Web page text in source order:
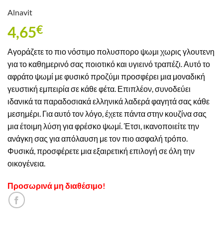
Alnavit
4,65€
Αγοράζετε το πιο νόστιμο πολυσπορο ψωμι χωρις γλουτενη
για το καθημερινό σας ποιοτικό και υγιεινό τραπέζι. Αυτό το
αφράτο ψωμί με φυσικό προζύμι προσφέρει μια μοναδική
γευστική εμπειρία σε κάθε φέτα. Επιπλέον, συνοδεύει
ιδανικά τα παραδοσιακά ελληνικά λαδερά φαγητά σας κάθε
μεσημέρι. Για αυτό τον λόγο, έχετε πάντα στην κουζίνα σας
μια έτοιμη λύση για φρέσκο ψωμί. Έτσι, ικανοποιείτε την
ανάγκη σας για απόλαυση με τον πιο ασφαλή τρόπο.
Φυσικά, προσφέρετε μια εξαιρετική επιλογή σε όλη την
οικογένεια.
Προσωρινά μη διαθέσιμο!